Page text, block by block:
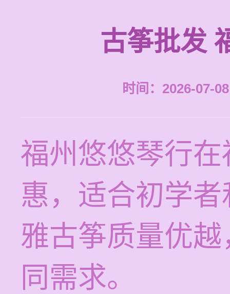
古筝批发
时间：2026-07-
福州悠悠琴行
惠，适合初学
雅古筝质量优
同需求。